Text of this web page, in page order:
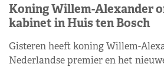
Koning Willem-Alexander
kabinet in Huis ten Bosch
Gisteren heeft koning Willem-
Nederlandse premier en het